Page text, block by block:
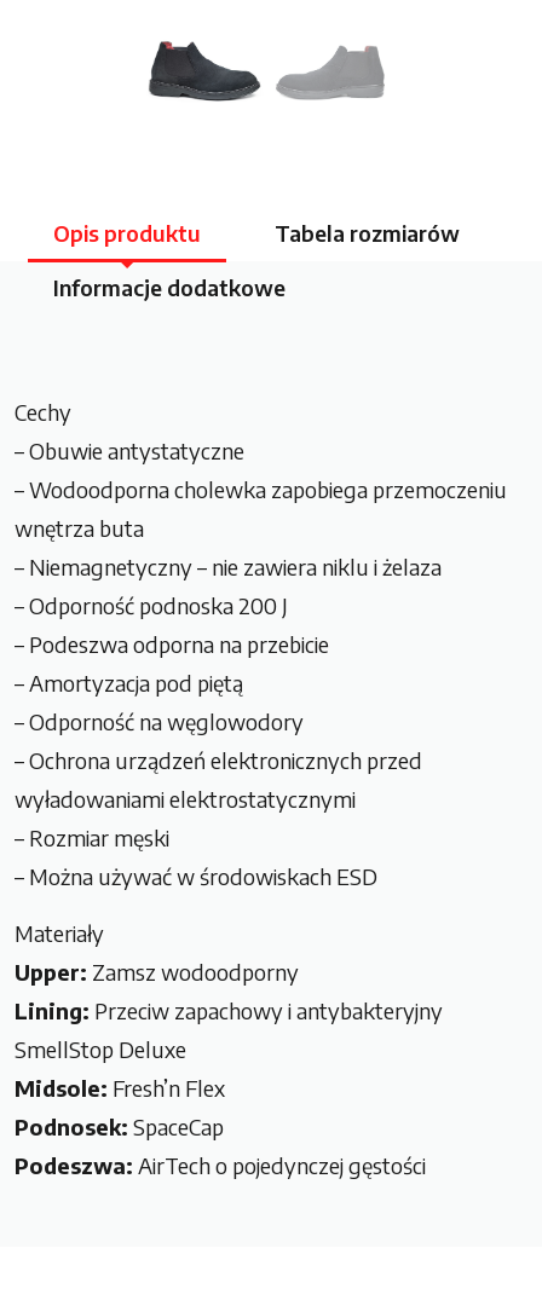
Opis produktu
Tabela rozmiarów
Informacje dodatkowe
Cechy
– Obuwie antystatyczne
– Wodoodporna cholewka zapobiega przemoczeniu
wnętrza buta
– Niemagnetyczny – nie zawiera niklu i żelaza
– Odporność podnoska 200 J
– Podeszwa odporna na przebicie
– Amortyzacja pod piętą
– Odporność na węglowodory
– Ochrona urządzeń elektronicznych przed
wyładowaniami elektrostatycznymi
– Rozmiar męski
– Można używać w środowiskach ESD
Materiały
Upper: Zamsz wodoodporny
Lining: Przeciw zapachowy i antybakteryjny
SmellStop Deluxe
Midsole: Fresh’n Flex
Podnosek: SpaceCap
Podeszwa: AirTech o pojedynczej gęstości